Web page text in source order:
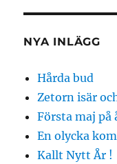
NYA INLÄGG
Hårda bud
Zetorn isär
Första maj på
En olycka
Kallt Nytt År !